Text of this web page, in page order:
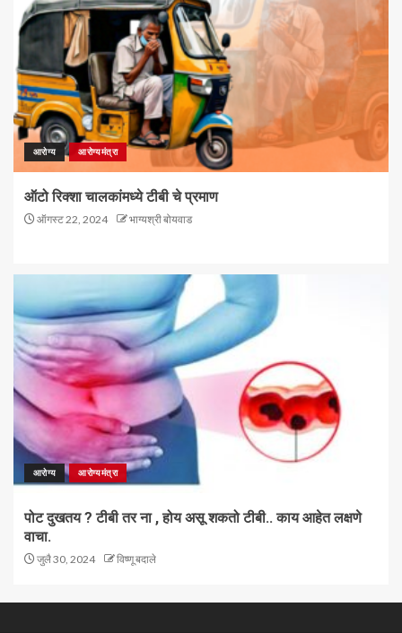
आरोग्य आरोग्यमंत्रा
ऑटो रिक्शा चालकांमध्ये टीबी चे प्रमाण
ऑगस्ट 22, 2024 भाग्यश्री बोयवाड
आरोग्य आरोग्यमंत्रा
पोट दुखतय ? टीबी तर ना , होय असू शकतो टीबी.. काय आहेत लक्षणे
वाचा.
जुलै 30, 2024 विष्णू बदाले